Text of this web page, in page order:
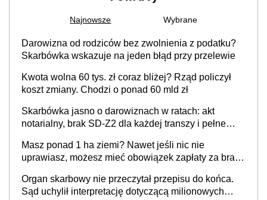
Najnowsze Wybrane
Darowizna od rodziców bez zwolnienia z podatku?
Skarbówka wskazuje na jeden błąd przy przelewie
Kwota wolna 60 tys. zł coraz bliżej? Rząd policzył
koszt zmiany. Chodzi o ponad 60 mld zł
Skarbówka jasno o darowiznach w ratach: akt
notarialny, brak SD-Z2 dla każdej transzy i pełne
Masz ponad 1 ha ziemi? Nawet jeśli nic nie
uprawiasz, możesz mieć obowiązek zapłaty za brak
Organ skarbowy nie przeczytał przepisu do końca.
Sąd uchylił interpretację dotyczącą milionowych